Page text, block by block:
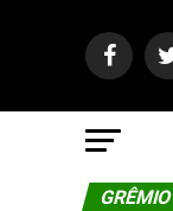
GRÊMIO